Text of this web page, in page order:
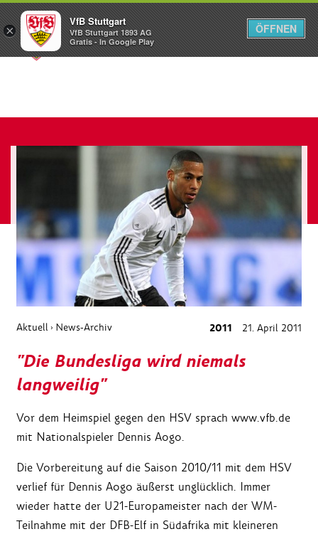
Menü
Aktuell › News-Archiv 2011 21. April 2011
"Die Bundesliga wird niemals
langweilig"
Vor dem Heimspiel gegen den HSV sprach www.vfb.de
mit Nationalspieler Dennis Aogo.
Die Vorbereitung auf die Saison 2010/11 mit dem HSV
verlief für Dennis Aogo äußerst unglücklich. Immer
wieder hatte der U21-Europameister nach der WM-
Teilnahme mit der DFB-Elf in Südafrika mit kleineren
×
VfB Stuttgart
VfB Stuttgart 1893 AG
Gratis - In Google Play
ÖFFNEN